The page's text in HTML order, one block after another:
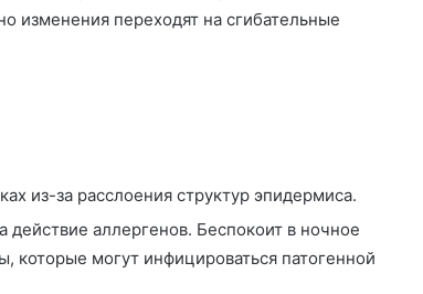
изменения переходят на сгибательные
из-за расслоения структур эпидермиса.
аллергенов. Беспокоит в ночное
которые могут инфицироваться патогенной